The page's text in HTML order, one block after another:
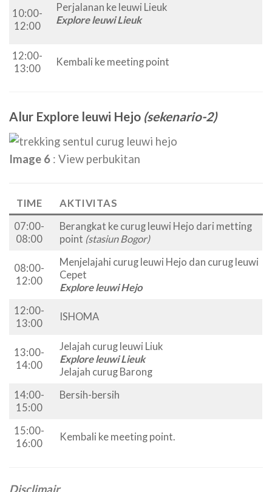
10:00-
12:00
Perjalanan ke leuwi Lieuk
Explore leuwi Lieuk
12:00-
13:00
Kembali ke meeting point
Alur Explore leuwi Hejo (sekenario-2)
Image 6 : View perbukitan
TIME
AKTIVITAS
07:00-
08:00
Berangkat ke curug leuwi Hejo dari metting
point (stasiun Bogor)
08:00-
12:00
Menjelajahi curug leuwi Hejo dan curug leuwi
Cepet
Explore leuwi Hejo
12:00-
13:00
ISHOMA
13:00-
14:00
Jelajah curug leuwi Liuk
Explore leuwi Lieuk
Jelajah curug Barong
14:00-
15:00
Bersih-bersih
15:00-
16:00
Kembali ke meeting point.
Disclimair